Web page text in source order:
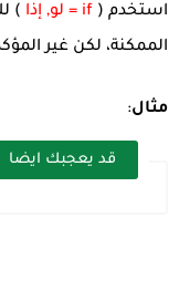
استخدم ( if = لو, إذا
)
الممكنة، لكن غير
مثال:
قد يعجبك ايضا